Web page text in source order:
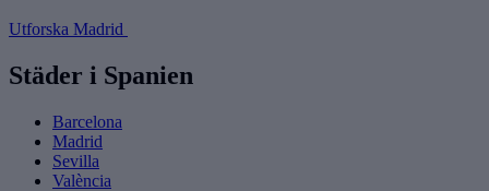
Utforska Madrid
Städer i Spanien
Barcelona
Madrid
Sevilla
València